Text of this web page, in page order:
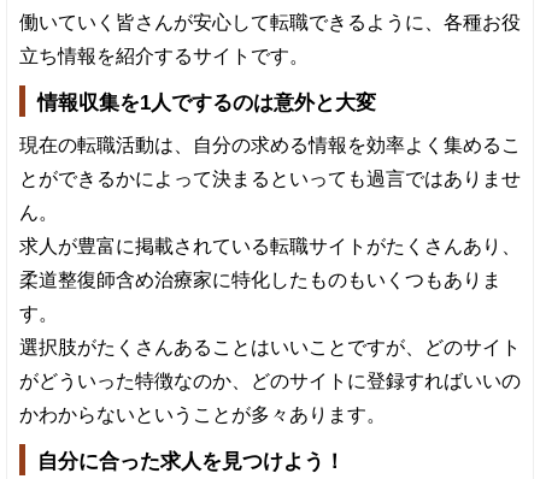
働いていく皆さんが安心して転職できるように、各種お役
立ち情報を紹介するサイトです。
情報収集を1人でするのは意外と大変
現在の転職活動は、自分の求める情報を効率よく集めるこ
とができるかによって決まるといっても過言ではありませ
ん。
求人が豊富に掲載されている転職サイトがたくさんあり、
柔道整復師含め治療家に特化したものもいくつもありま
す。
選択肢がたくさんあることはいいことですが、どのサイト
がどういった特徴なのか、どのサイトに登録すればいいの
かわからないということが多々あります。
自分に合った求人を見つけよう！